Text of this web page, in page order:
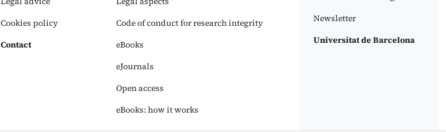
Cookies policy
Contact
Code of conduct for research integrity
eBooks
eJournals
Open access
eBooks: how it works
Newsletter
Universitat de Barcelona